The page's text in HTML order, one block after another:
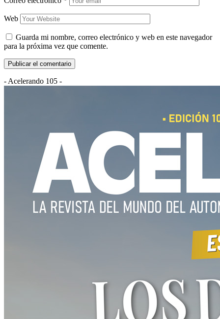
Web
Guarda mi nombre, correo electrónico y web en este navegador
para la próxima vez que comente.
- Acelerando 105 -